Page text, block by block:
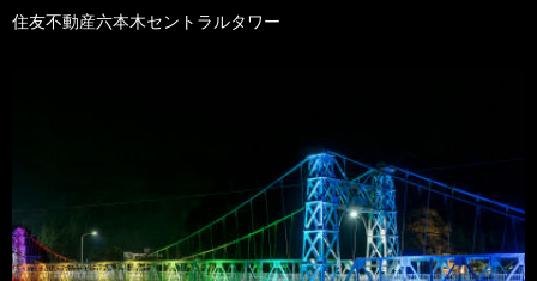
住友不動産六本木セントラルタワー